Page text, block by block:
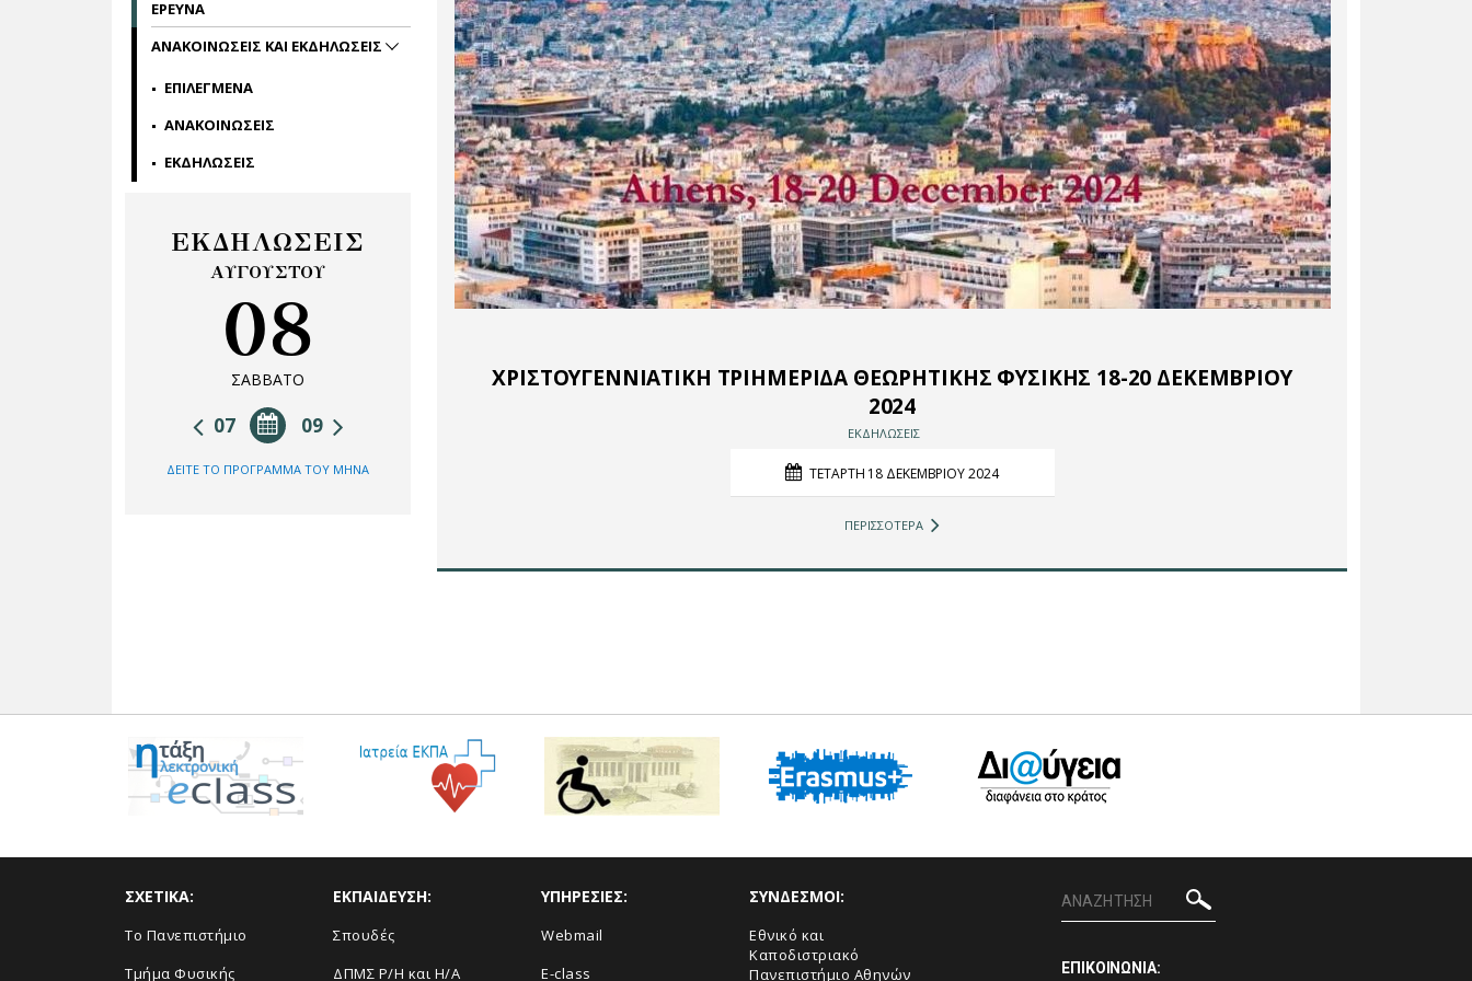
ΧΡΙΣΤΟΥΓΕΝΝΙΑΤΙΚΗ ΤΡΙΗΜΕΡΙΔΑ ΘΕΩΡΗΤΙΚΗΣ ΦΥΣΙΚΗΣ 18-20 ΔΕΚΕΜΒΡΙΟΥ
2024
ΕΚΔΗΛΩΣΕΙΣ
ΤΕΤΑΡΤΗ 18 ΔΕΚΕΜΒΡΙΟΥ 2024
ΠΕΡΙΣΣΟΤΕΡΑ
ΕΡΕΥΝΑ
ΑΝΑΚΟΙΝΩΣΕΙΣ ΚΑΙ ΕΚΔΗΛΩΣΕΙΣ
ΕΠΙΛΕΓΜΕΝΑ
ΑΝΑΚΟΙΝΩΣΕΙΣ
ΕΚΔΗΛΩΣΕΙΣ
ΕΚΔΗΛΩΣΕΙΣ
ΑΥΓΟΥΣΤΟΥ
08
ΣΑΒΒΑΤΟ
09
07
ΔΕΙΤΕ ΤΟ ΠΡΟΓΡΑΜΜΑ ΤΟΥ ΜΗΝΑ
ΣΧΕΤΙΚΑ:
Το Πανεπιστήμιο
Τμήμα Φυσικής
ΕΚΠΑΙΔΕΥΣΗ:
Σπουδές
ΔΠΜΣ Ρ/Η και Η/Α
ΥΠΗΡΕΣΙΕΣ:
Webmail
E-class
ΣΥΝΔΕΣΜΟΙ:
Εθνικό και
Καποδιστριακό
Πανεπιστήμιο Αθηνών
ΕΠΙΚΟΙΝΩΝΙΑ: